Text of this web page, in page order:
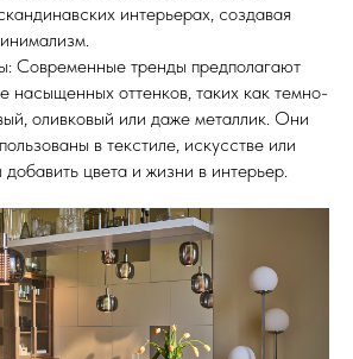
интерьерах, создавая
Современные тренды предполагают
насыщенных оттенков, таких как темно-
оливковый или даже металлик. Они
в текстиле, искусстве или
цвета и жизни в интерьер.